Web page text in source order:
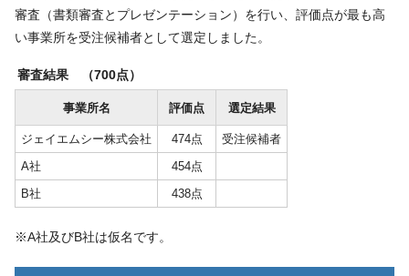
審査（書類審査とプレゼンテーション）を行い、評価点が最も高
い事業所を受注候補者として選定しました。
審査結果 （700点）
事業所名 評価点 選定結果
ジェイエムシー株式会社 474点
受注候補者
A社
454点
B社
438点
※A社及びB社は仮名です。